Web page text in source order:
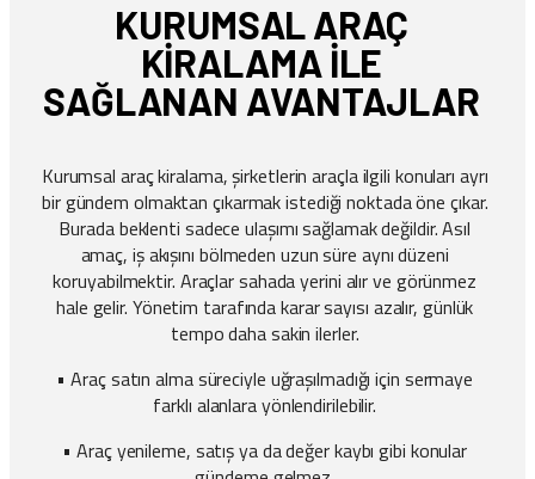
KURUMSAL ARAÇ
KIRALAMA İLE
SAĞLANAN AVANTAJLAR
Kurumsal araç kiralama, şirketlerin araçla ilgili konuları ayrı
bir gündem olmaktan çıkarmak istediği noktada öne çıkar.
Burada beklenti sadece ulaşımı sağlamak değildir. Asıl
amaç, iş akışını bölmeden uzun süre aynı düzeni
koruyabilmektir. Araçlar sahada yerini alır ve görünmez
hale gelir. Yönetim tarafında karar sayısı azalır, günlük
tempo daha sakin ilerler.
• Araç satın alma süreciyle uğraşılmadığı için sermaye
farklı alanlara yönlendirilebilir.
• Araç yenileme, satış ya da değer kaybı gibi konular